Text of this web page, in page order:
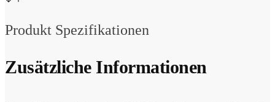
Produkt Spezifikationen
Zusätzliche Informationen